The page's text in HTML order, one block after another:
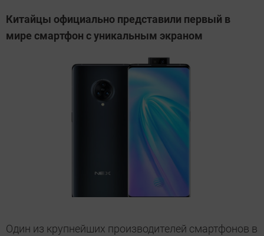
Китайцы официально представили первый в
мире смартфон с уникальным экраном
Один из крупнейших производителей смартфонов в